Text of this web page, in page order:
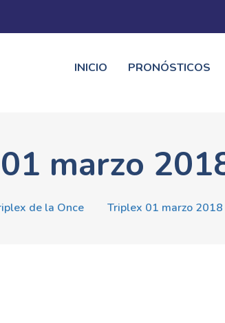
INICIO PRONÓSTICOS
marzo
de la Once Triplex 01 marzo 2018